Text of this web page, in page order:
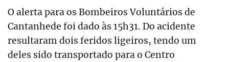
O alerta para os Bombeiros Voluntários de
Cantanhede foi dado às 15h31. Do acidente
resultaram dois feridos ligeiros, tendo um
deles sido transportado para o Centro